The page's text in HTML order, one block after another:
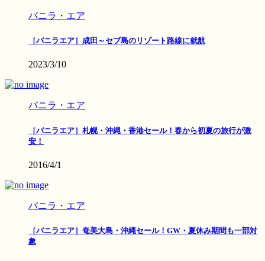
バニラ・エア
［バニラエア］成田～セブ島のリゾート路線に就航
2023/3/10
バニラ・エア
［バニラエア］札幌・沖縄・香港セール！春から初夏の旅行が激
安！
2016/4/1
バニラ・エア
［バニラエア］奄美大島・沖縄セール！GW・夏休み期間も一部対
象